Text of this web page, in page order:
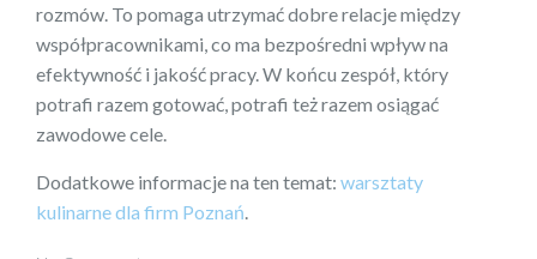
rozmów. To pomaga utrzymać dobre relacje między
współpracownikami, co ma bezpośredni wpływ na
efektywność i jakość pracy. W końcu zespół, który
potrafi razem gotować, potrafi też razem osiągać
zawodowe cele.
Dodatkowe informacje na ten temat: warsztaty
kulinarne dla firm Poznań